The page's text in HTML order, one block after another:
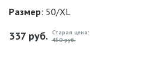
Размер: 50/XL
337руб. Старая цена:
450 руб.